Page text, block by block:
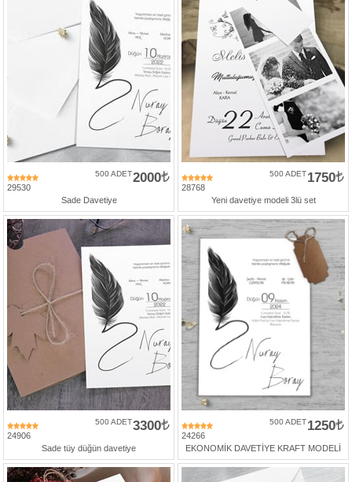
29530
2000
500 ADET
Sade Davetiye
28768
1750
500 ADET
Yeni davetiye modeli 3lü set
24906
3300
500 ADET
Sade tüy düğün davetiye
24266
1250
500 ADET
EKONOMİK DAVETİYE KRAFT MODELİ